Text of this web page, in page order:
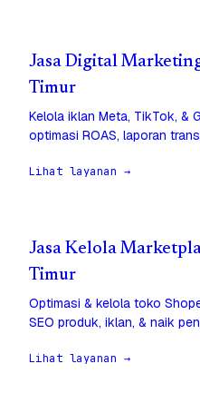
Jasa Digital
Timur
Kelola iklan Meta, TikTok, &
optimasi ROAS, laporan
Lihat layanan →
Jasa Kelola
Timur
Optimasi & kelola toko
SEO produk, iklan, & naik
Lihat layanan →